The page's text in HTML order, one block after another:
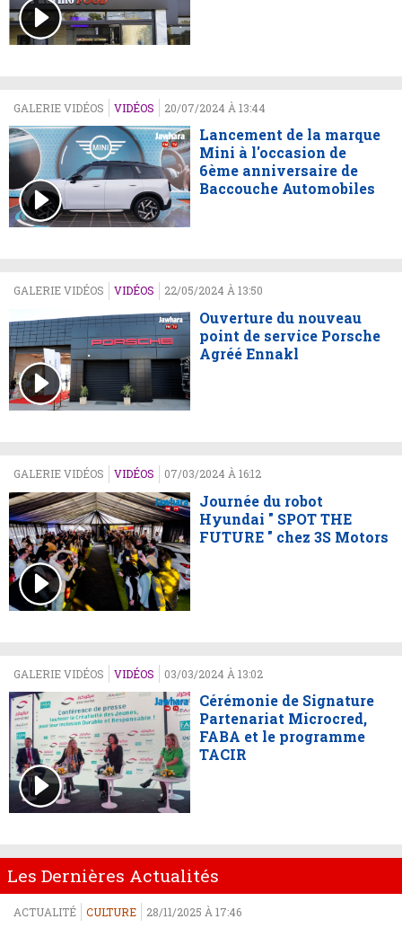
GALERIE VIDÉOS VIDÉOS 20/07/2024 À 13:44
Lancement de la marque
Mini à l'occasion de
6ème anniversaire de
Baccouche Automobiles
GALERIE VIDÉOS VIDÉOS 22/05/2024 À 13:50
Ouverture du nouveau
point de service Porsche
Agréé Ennakl
GALERIE VIDÉOS VIDÉOS 07/03/2024 À 16:12
Journée du robot
Hyundai " SPOT THE
FUTURE " chez 3S Motors
GALERIE VIDÉOS VIDÉOS 03/03/2024 À 13:02
Cérémonie de Signature
Partenariat Microcred,
FABA et le programme
TACIR
Les Dernières Actualités
ACTUALITÉ CULTURE 28/11/2025 À 17:46